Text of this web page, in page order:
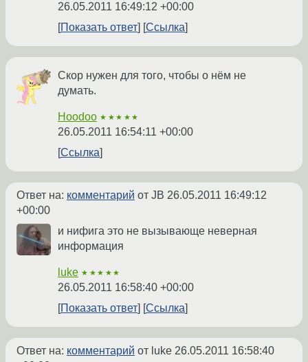
26.05.2011 16:49:12 +00:00
Показать ответ
Ссылка
Скор нужен для того, чтобы о нём не
думать.
Hoodoo ★★★★★
26.05.2011 16:54:11 +00:00
Ссылка
Ответ на: комментарий от JB 26.05.2011 16:49:12
+00:00
и нифига это не вызывающе неверная
информация
luke ★★★★★
26.05.2011 16:58:40 +00:00
Показать ответ
Ссылка
Ответ на: комментарий от luke 26.05.2011 16:58:40